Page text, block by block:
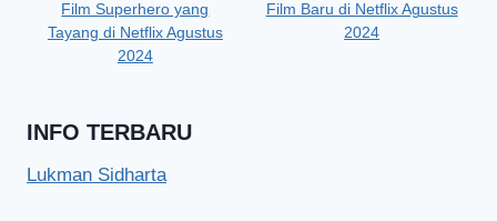
Film Superhero yang
Tayang di Netflix Agustus
2024
Film Baru di Netflix Agustus
2024
INFO TERBARU
Lukman Sidharta